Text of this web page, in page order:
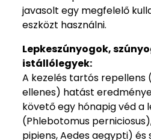
javasolt egy megfelelő
eszközt használni.
Lepkeszúnyogok,
istállólegyek:
A kezelés tartós repellens
ellenes) hatást
követő egy hónapig véd a
(Phlebotomus
pipiens, Aedes aegypti) és